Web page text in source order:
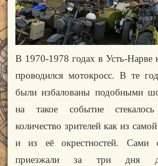
В 1970-1978 годах в Усть-Нарве
проводился мотокросс. В те
были избалованы подобными
на такое событие
количество зрителей как из
и из её окрестностей. Сами
приезжали за три дня